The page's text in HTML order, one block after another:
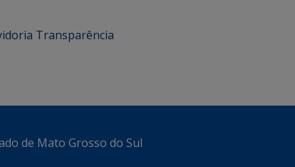
Transparência
de Mato Grosso do Sul